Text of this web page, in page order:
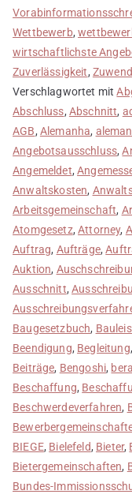
Wettbewerb,
wirtschaftlichste
Zuverlässigkeit,
Verschlagwortet mit
Abschluss, Abschnitt,
AGB, Alemanha,
Angebotsausschluss,
Angemeldet,
Anwaltskosten,
Arbeitsgemeinschaft,
Atomgesetz,Attorney,
Auftrag, Aufträge,
Auktion,
Ausschnitt,
Baugesetzbuch,
Beendigung, Begleitung,
Beiträge, Bengoshi,
Beschaffung,
Beschwerdeverfahren,
BIEGE, Bielefeld, Bieter,
Bietergemeinschaften,
Bundes-